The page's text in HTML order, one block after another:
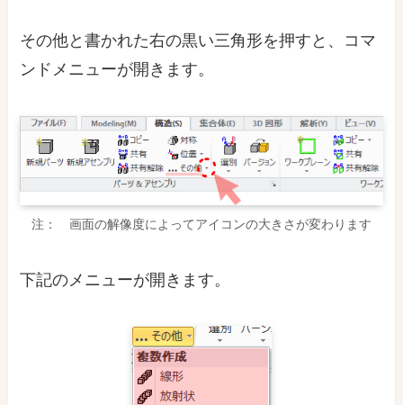
その他と書かれた右の黒い三角形を押すと、コマ
ンドメニューが開きます。
注： 画面の解像度によってアイコンの大きさが変わります
下記のメニューが開きます。